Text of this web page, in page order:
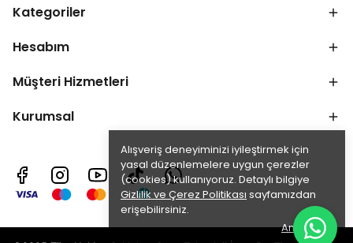
Alışveriş deneyiminizi iyileştirmek için
yasal düzenlemelere uygun çerezler
(cookies) kullanıyoruz. Detaylı bilgiye
Gizlilik ve Çerez Politikası sayfamızdan
erişebilirsiniz.
Anladım
Kategoriler
Hesabım
Müşteri Hizmetleri
Kurumsal